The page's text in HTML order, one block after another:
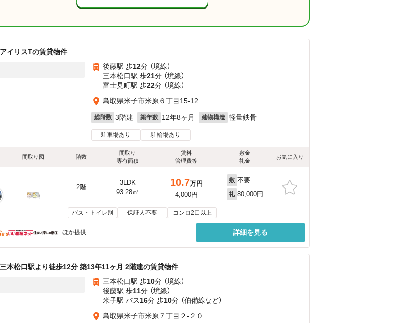
アイリスTの賃貸物件
後藤駅 歩12分 （境線）
三本松口駅 歩21分 （境線）
富士見町駅 歩22分 （境線）
鳥取県米子市米原６丁目15-12
総階数 3階建 築年数 12年8ヶ月 建物構造 軽量鉄骨
駐車場あり 駐輪場あり
間取り図 階数
間取り
専有面積
賃料
管理費等
敷金
礼金
お気に入り
2階
3LDK
93.28㎡
10.7万円
4,000円
敷 不要
礼 80,000円
バス・トイレ別 保証人不要 コンロ2口以上
ほか提供 詳細を見る
三本松口駅より徒歩12分 築13年11ヶ月 2階建の賃貸物件
三本松口駅 歩10分 （境線）
後藤駅 歩11分 （境線）
米子駅 バス16分 歩10分 （伯備線など）
鳥取県米子市米原７丁目２-２０